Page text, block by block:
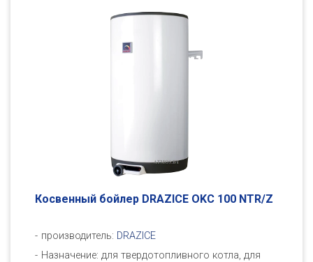
Косвенный бойлер DRAZICE OKC 100 NTR/Z
производитель: DRAZICE
Назначение: для твердотопливного котла, для